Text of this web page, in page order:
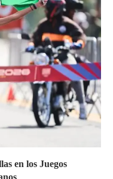
en los Juegos